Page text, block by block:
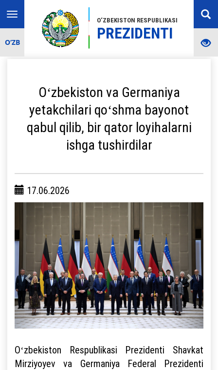
O‘ZBEKISTON RESPUBLIKASI
PREZIDENTI
Toggle
navigation
O‘ZB
Oʻzbekiston va Germaniya
yetakchilari qoʻshma bayonot
qabul qilib, bir qator loyihalarni
ishga tushirdilar
17.06.2026
Oʻzbekiston Respublikasi Prezidenti Shavkat
Mirziyoyev va Germaniya Federal Prezidenti